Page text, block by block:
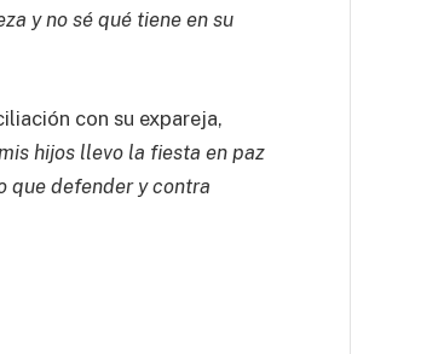
y no sé qué tiene en su
con su expareja,
hijos llevo la fiesta en paz
que defender y contra